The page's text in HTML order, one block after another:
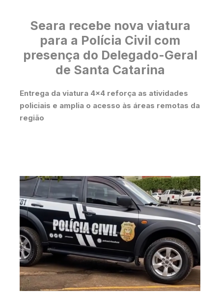
Seara recebe nova viatura
para a Polícia Civil com
presença do Delegado-Geral
de Santa Catarina
Entrega da viatura 4×4 reforça as atividades
policiais e amplia o acesso às áreas remotas da
região